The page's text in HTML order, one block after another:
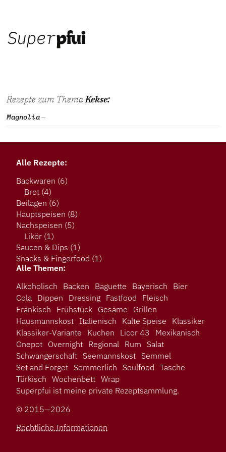
Rezepte zum ThemaKekse:
Magnolia
Superpfui ist meine private Rezeptsammlung.
© 2015—2026
Rechtliche Informationen
Alle Themen:
Alkoholisch
Backen Baguette Bayerisch
Bier
Cola Dippen Dressing Fastfood
Fleisch
Fränkisch
Frühstück Gesäme
Grillen
Hausmannskost Italienisch Kalte Speise
Klassiker
Klassiker-Variante
Kuchen Licor 43
Mexikanisch
Onepot Overnight Regional Rum
Salat
Schwangerschaft Seemannskost Semmel
Set and Forget Sommerlich Soulfood Tasche
Türkisch Wochenbett Wrap
Alle Rezepte:
Backwaren (6)
Brot (4)
Beilagen (6)
Hauptspeisen (8)
Nachspeisen (5)
Likör (1)
Saucen & Dips (1)
Snacks & Fingerfood (1)